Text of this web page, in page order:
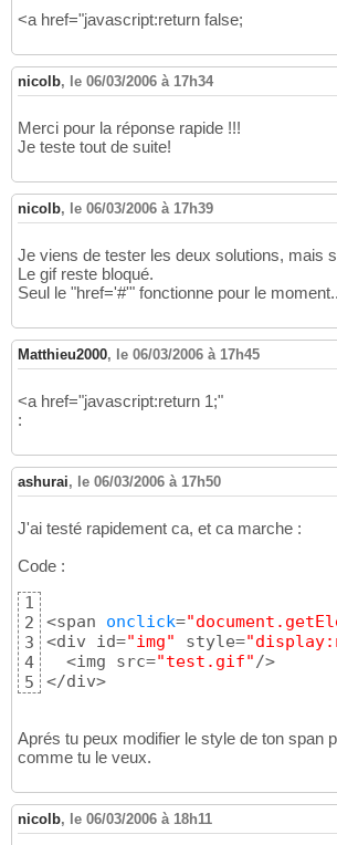
<a href="javascript:return false;
nicolb, le 06/03/2006 à 17h34
Merci pour la réponse rapide !!!
Je teste tout de suite!
nicolb, le 06/03/2006 à 17h39
Je viens de tester les deux solutions, mais
Le gif reste bloqué.
Seul le "href='#'" fonctionne pour le
Matthieu2000, le 06/03/2006 à 17h45
<a href="javascript:return 1;"
:
ashurai, le 06/03/2006 à 17h50
J'ai testé rapidement ca, et ca marche :
Code :
1
2
3
4
5
<span onclick=
<div id="img" style=
  <img src=
"test.gif"/>
</div>
Aprés tu peux modifier le style de ton span
comme tu le veux.
nicolb, le 06/03/2006 à 18h11